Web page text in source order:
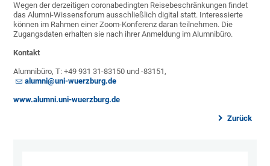
Wegen der derzeitigen coronabedingten Reisebeschränkungen findet
das Alumni-Wissensforum ausschließlich digital statt. Interessierte
können im Rahmen einer Zoom-Konferenz daran teilnehmen. Die
Zugangsdaten erhalten sie nach ihrer Anmeldung im Alumnibüro.
Kontakt
Alumnibüro, T: +49 931 31-83150 und -83151,
alumni@uni-wuerzburg.de
www.alumni.uni-wuerzburg.de
Zurück